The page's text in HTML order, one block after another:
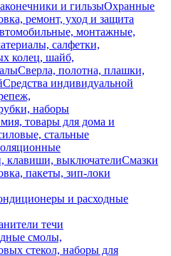
и гильзыОхранные
ремонт, уход и защита
монтажные,
салфетки,
колец, шайб,
Сверла, полотна, плашки,
Средства индивидуальной
наборы
товары для дома и
стальные
клавиши, выключателиСмазки
пакеты, зип-локи
и расходные
течи
смолы,
стекол, наборы для